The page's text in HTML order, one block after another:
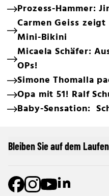
Prozess-Hammer:
Carmen Geiss
Mini-Bikini
Micaela Schäfer:
OPs!
Simone Thomalla
Opa mit 51! Ralf
Baby-Sensation:
Bleiben Sie auf dem